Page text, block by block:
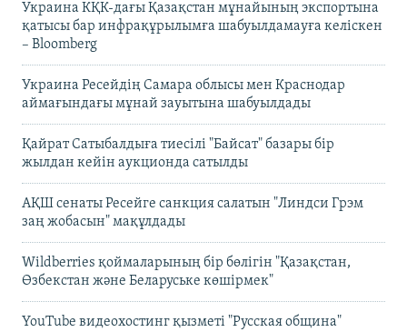
Украина КҚК-дағы Қазақстан мұнайының экспортына
қатысы бар инфрақұрылымға шабуылдамауға келіскен
– Bloomberg
Украина Ресейдің Самара облысы мен Краснодар
аймағындағы мұнай зауытына шабуылдады
Қайрат Сатыбалдыға тиесілі "Байсат" базары бір
жылдан кейін аукционда сатылды
АҚШ сенаты Ресейге санкция салатын "Линдси Грэм
заң жобасын" мақұлдады
Wildberries қоймаларының бір бөлігін "Қазақстан,
Өзбекстан және Беларуське көшірмек"
YouTube видеохостинг қызметі "Русская община"